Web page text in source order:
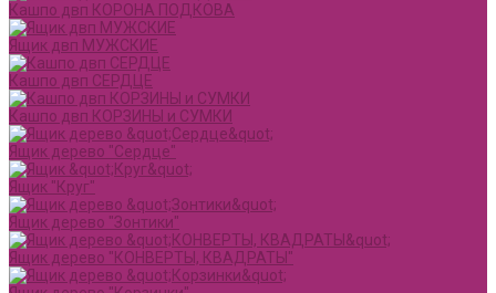
Кашпо двп КОРОНА ПОДКОВА
Ящик двп МУЖСКИЕ
Кашпо двп СЕРДЦЕ
Кашпо двп КОРЗИНЫ и СУМКИ
Ящик дерево "Сердце"
Ящик "Круг"
Ящик дерево "Зонтики"
Ящик дерево "КОНВЕРТЫ, КВАДРАТЫ"